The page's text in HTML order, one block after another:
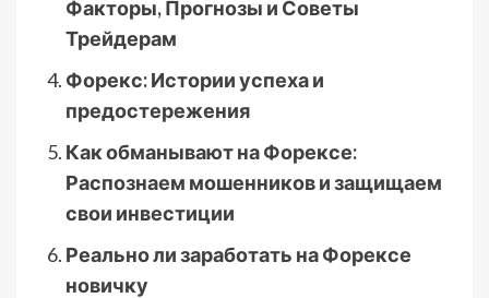
Факторы, Прогнозы и Советы
Трейдерам
Форекс: Истории успеха и
предостережения
Как обманывают на Форексе:
Распознаем мошенников и защищаем
свои инвестиции
Реально ли заработать на Форексе
новичку